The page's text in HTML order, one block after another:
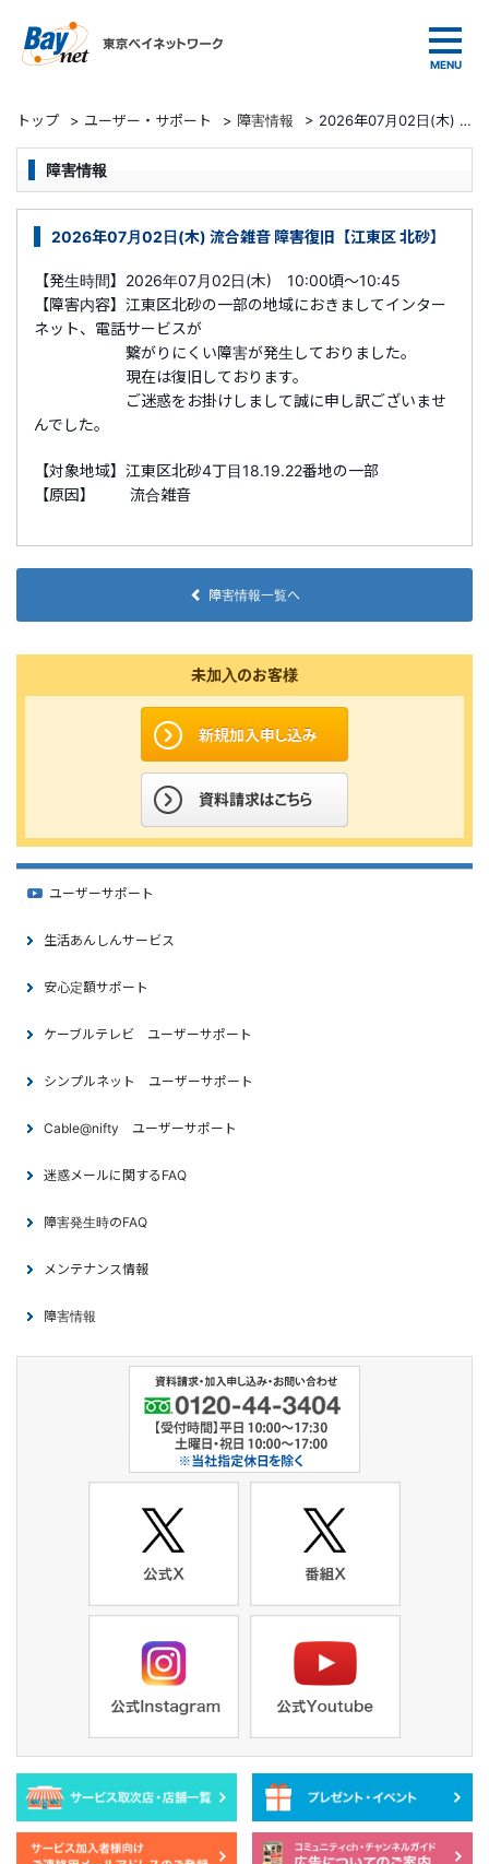
トップ > ユーザー・サポート > 障害情報 > 2026年07月02日(木) 流合雑音 障害復旧【江東区 北砂】
障害情報
2026年07月02日(木) 流合雑音 障害復旧【江東区 北砂】
【発生時間】2026年07月02日(木) 10:00頃～10:45
【障害内容】江東区北砂の一部の地域におきましてインター
ネット、電話サービスが
繋がりにくい障害が発生しておりました。
現在は復旧しております。
ご迷惑をお掛けしまして誠に申し訳ございませ
んでした。
【対象地域】江東区北砂4丁目18.19.22番地の一部
【原因】 流合雑音
障害情報一覧へ
未加入のお客様
ユーザーサポート
生活あんしんサービス
安心定額サポート
ケーブルテレビ ユーザーサポート
シンプルネット ユーザーサポート
Cable@nifty ユーザーサポート
迷惑メールに関するFAQ
障害発生時のFAQ
メンテナンス情報
障害情報